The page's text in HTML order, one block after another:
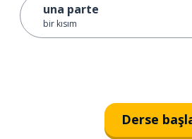
una parte
bir kısım
Derse